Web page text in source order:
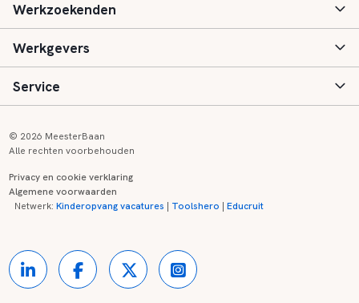
Basisonderwijs
Speciaal (basis) onderwijs
Voortgezet onderwijs
Kinderopvang
Werkzoekenden
Aanmelden
Vacatures
Zij-instroom informatie
Onderwijsregio's
Werkgevers
Inloggen
Registreren
Contact
Service
Onderwijs links
Partners
© 2026 MeesterBaan
Alle rechten voorbehouden
Privacy en cookie verklaring
Algemene voorwaarden
Netwerk:Kinderopvang vacatures | Toolshero |Educruit